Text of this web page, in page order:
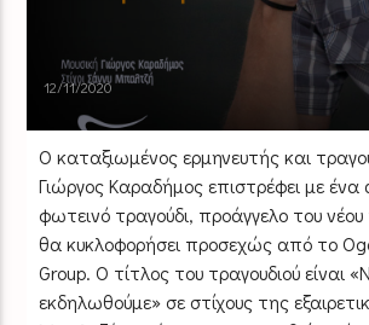
12/11/2020
Ο καταξιωμένος ερμηνευτής και
Γιώργος Καραδήμος επιστρέφει με ένα
φωτεινό τραγούδι, προάγγελο του
θα κυκλοφορήσει προσεχώς από το
Group. O τίτλος του τραγουδιού είναι
εκδηλωθούμε» σε στίχους της